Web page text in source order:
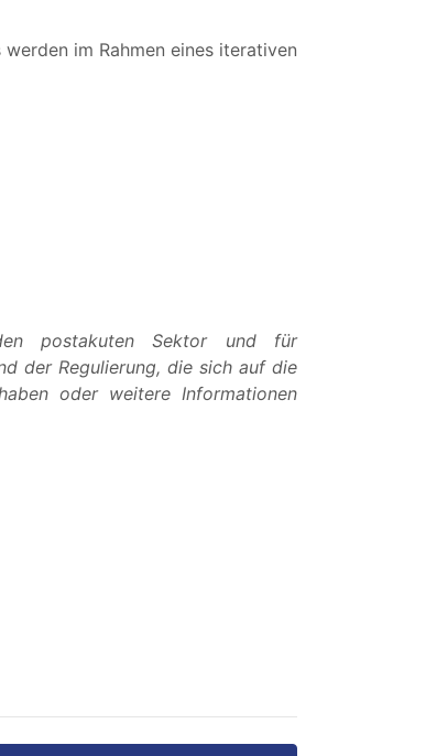
im Rahmen eines iterativen
postakuten Sektor und für
der Regulierung, die sich auf die
oder weitere Informationen